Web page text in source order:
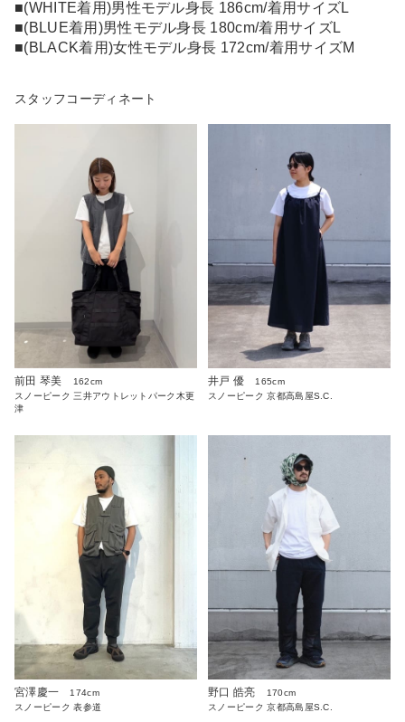
■(WHITE着用)男性モデル身長 186cm/着用サイズL
■(BLUE着用)男性モデル身長 180cm/着用サイズL
■(BLACK着用)女性モデル身長 172cm/着用サイズM
スタッフコーディネート
前田 琴美
162cm
スノーピーク 三井アウトレットパーク木更
津
井戸 優
165cm
スノーピーク 京都高島屋S.C.
宮澤慶一
174cm
スノーピーク 表参道
野口 皓亮
170cm
スノーピーク 京都高島屋S.C.